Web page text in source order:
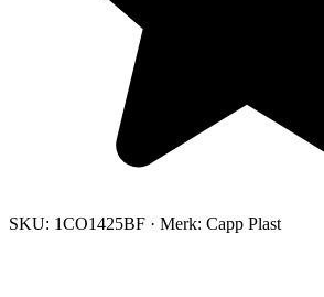
SKU: 1CO1425BF · Merk: Capp Plast